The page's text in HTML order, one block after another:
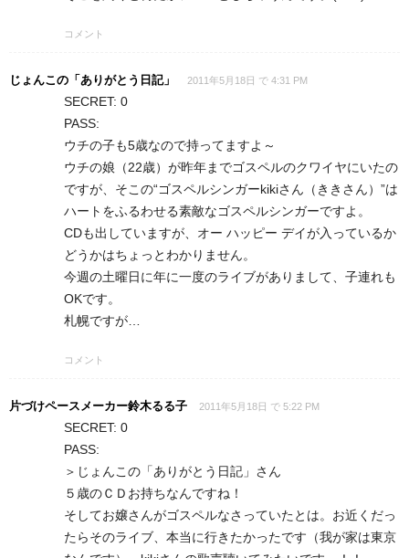
コメント
じょんこの「ありがとう日記」 2011年5月18日 で 4:31 PM
SECRET: 0
PASS:
ウチの子も5歳なので持ってますよ～
ウチの娘（22歳）が昨年までゴスペルのクワイヤにいたの
ですが、そこの“ゴスペルシンガーkikiさん（ききさん）”は
ハートをふるわせる素敵なゴスペルシンガーですよ。
CDも出していますが、オー ハッピー デイが入っているか
どうかはちょっとわかりません。
今週の土曜日に年に一度のライブがありまして、子連れも
OKです。
札幌ですが…
コメント
片づけペースメーカー鈴木るる子 2011年5月18日 で 5:22 PM
SECRET: 0
PASS:
＞じょんこの「ありがとう日記」さん
５歳のＣＤお持ちなんですね！
そしてお嬢さんがゴスペルなさっていたとは。お近くだっ
たらそのライブ、本当に行きたかったです（我が家は東京